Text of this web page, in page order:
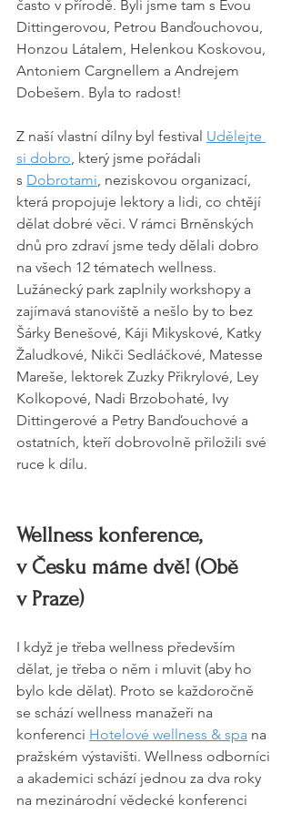
často v přírodě. Byli jsme tam s Evou
Dittingerovou, Petrou Banďouchovou,
Honzou Látalem, Helenkou Koskovou,
Antoniem Cargnellem a Andrejem
Dobešem. Byla to radost!
Z naší vlastní dílny byl festival Udělejte
si dobro, který jsme pořádali
s Dobrotami, neziskovou organizací,
která propojuje lektory a lidi, co chtějí
dělat dobré věci. V rámci Brněnských
dnů pro zdraví jsme tedy dělali dobro
na všech 12 tématech wellness.
Lužánecký park zaplnily workshopy a
zajímavá stanoviště a nešlo by to bez
Šárky Benešové, Káji Mikyskové, Katky
Žaludkové, Nikči Sedláčkové, Matesse
Mareše, lektorek Zuzky Přikrylové, Ley
Kolkopové, Nadi Brzobohaté, Ivy
Dittingerové a Petry Banďouchové a
ostatních, kteří dobrovolně přiložili své
ruce k dílu.
Wellness konference,
v Česku máme dvě! (Obě
v Praze)
I když je třeba wellness především
dělat, je třeba o něm i mluvit (aby ho
bylo kde dělat). Proto se každoročně
se schází wellness manažeři na
konferenci Hotelové wellness & spa na
pražském výstavišti. Wellness odborníci
a akademici schází jednou za dva roky
na mezinárodní vědecké konferenci